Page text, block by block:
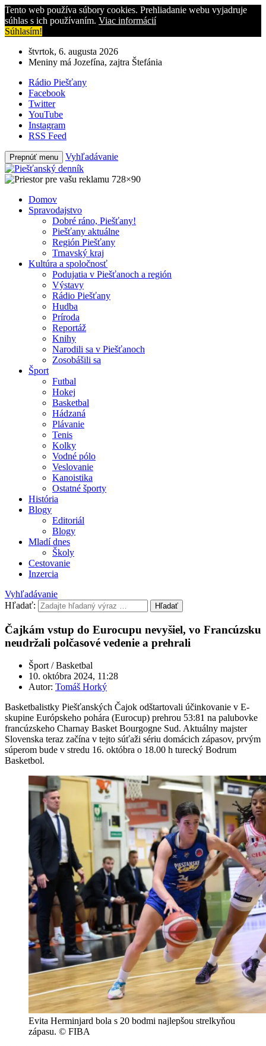
Tento web používa súbory cookies. Prehliadanie webu vyjadruje
súhlas s ich používaním. Viac informácií
Súhlasím!
štvrtok, 6. augusta 2026
Meniny má Jozefína, zajtra Štefánia
Rádio Piešťany
Facebook
Twitter
YouTube
Instagram
RSS Feed
Prepnúť menu Vyhľadávanie
Domov
Spravodajstvo
Dobré ráno, Piešťany!
Piešťany aktuálne
Región Piešťany
Trnavský kraj
Kultúra a spoločnosť
Podujatia v Piešťanoch a región
Výstavy
Rádio Piešťany
Hudba
Príroda
Reportáž
Knihy
Narodili sa v Piešťanoch
Zosobášili sa
Šport
Futbal
Hokej
Basketbal
Hádzaná
Plávanie
Tenis
Kolky
Vodné pólo
Veslovanie
Kanoistika
Ostatné športy
História
Blogy
Editoriál
Blogy
Mladí dnes
Školy
Cestovanie
Inzercia
Vyhľadávanie
Hľadať:
Hľadať
Čajkám vstup do Eurocupu nevyšiel, vo Francúzsku
neudržali polčasové vedenie a prehrali
Šport / Basketbal
10. októbra 2024, 11:28
Autor: Tomáš Horký
Basketbalistky Piešťanských Čajok odštartovali účinkovanie v E-
skupine Európskeho pohára (Eurocup) prehrou 53:81 na palubovke
francúzskeho Charnay Basket Bourgogne Sud. Aktuálny majster
Slovenska teraz začína v tejto súťaži sériu domácich zápasov, prvým
súperom bude v stredu 16. októbra o 18.00 h turecký Bodrum
Basketbol.
Evita Herminjard bola s 20 bodmi najlepšou strelkyňou
zápasu. © FIBA